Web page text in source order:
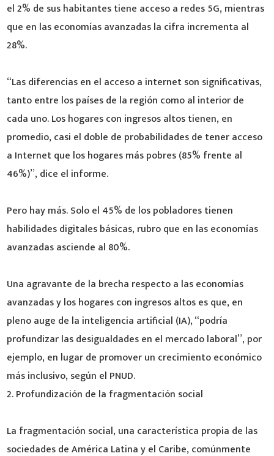
el 2% de sus habitantes tiene acceso a redes 5G, mientras
que en las economías avanzadas la cifra incrementa al
28%.
“Las diferencias en el acceso a internet son significativas,
tanto entre los países de la región como al interior de
cada uno. Los hogares con ingresos altos tienen, en
promedio, casi el doble de probabilidades de tener acceso
a Internet que los hogares más pobres (85% frente al
46%)”, dice el informe.
Pero hay más. Solo el 45% de los pobladores tienen
habilidades digitales básicas, rubro que en las economías
avanzadas asciende al 80%.
Una agravante de la brecha respecto a las economías
avanzadas y los hogares con ingresos altos es que, en
pleno auge de la inteligencia artificial (IA), “podría
profundizar las desigualdades en el mercado laboral”, por
ejemplo, en lugar de promover un crecimiento económico
más inclusivo, según el PNUD.
2. Profundización de la fragmentación social
La fragmentación social, una característica propia de las
sociedades de América Latina y el Caribe, comúnmente